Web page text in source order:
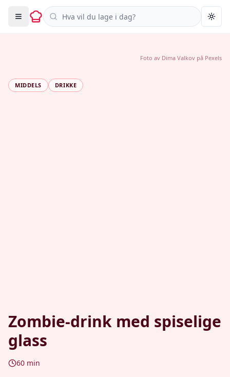
Søk i oppskrifter
MIDDELS DRIKKE
Zombie-drink med spiselige
glass
60 min
Foto av Dima Valkov på Pexels